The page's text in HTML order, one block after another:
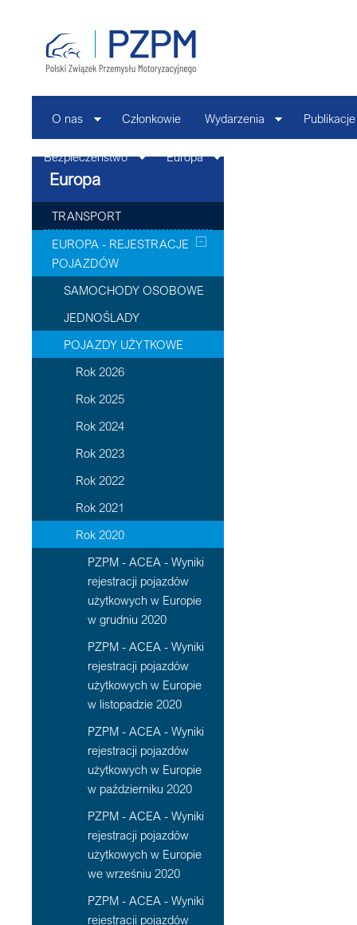
O nas Członkowie Wydarzenia Publikacje
Bezpieczeństwo Europa
Europa
TRANSPORT
EUROPA - REJESTRACJE
POJAZDÓW
SAMOCHODY OSOBOWE
JEDNOŚLADY
POJAZDY UŻYTKOWE
Rok 2026
Rok 2025
Rok 2024
Rok 2023
Rok 2022
Rok 2021
Rok 2020
PZPM - ACEA - Wyniki
rejestracji pojazdów
użytkowych w Europie
w grudniu 2020
PZPM - ACEA - Wyniki
rejestracji pojazdów
użytkowych w Europie
w listopadzie 2020
PZPM - ACEA - Wyniki
rejestracji pojazdów
użytkowych w Europie
w październiku 2020
PZPM - ACEA - Wyniki
rejestracji pojazdów
użytkowych w Europie
we wrześniu 2020
PZPM - ACEA - Wyniki
rejestracji pojazdów